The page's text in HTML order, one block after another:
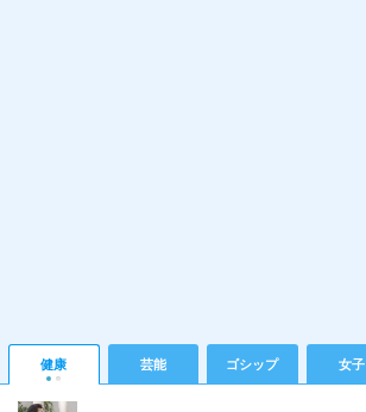
健康 芸能 ゴシップ 女子